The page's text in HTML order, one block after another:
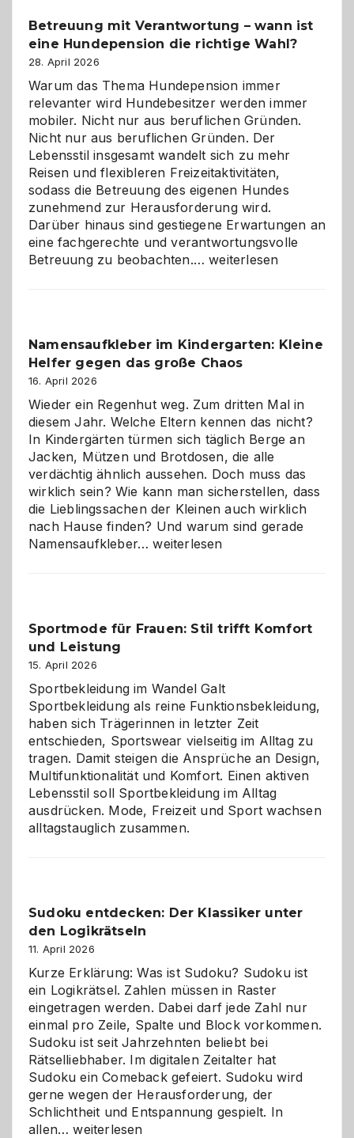
Betreuung mit Verantwortung – wann ist
eine Hundepension die richtige Wahl?
28. April 2026
Warum das Thema Hundepension immer
relevanter wird Hundebesitzer werden immer
mobiler. Nicht nur aus beruflichen Gründen.
Nicht nur aus beruflichen Gründen. Der
Lebensstil insgesamt wandelt sich zu mehr
Reisen und flexibleren Freizeitaktivitäten,
sodass die Betreuung des eigenen Hundes
zunehmend zur Herausforderung wird.
Darüber hinaus sind gestiegene Erwartungen an
eine fachgerechte und verantwortungsvolle
Betreuung zu beobachten.…Betreuung
ist
eine
Wahl?
weiterlesen
Namensaufkleber im Kindergarten: Kleine
Helfer gegen das große Chaos
16. April 2026
Wieder ein Regenhut weg. Zum dritten Mal in
diesem Jahr. Welche Eltern kennen das nicht?
In Kindergärten türmen sich täglich Berge an
Jacken, Mützen und Brotdosen, die alle
verdächtig ähnlich aussehen. Doch muss das
wirklich sein? Wie kann man sicherstellen, dass
die Lieblingssachen der Kleinen auch wirklich
nach Hause finden? Und warum sind gerade
Namensaufkleber…Namensaufkleber
gegen
Chaos
weiterlesen
Sportmode für Frauen: Stil trifft Komfort
und Leistung
15. April 2026
Sportbekleidung im Wandel Galt
Sportbekleidung als reine Funktionsbekleidung,
haben sich Trägerinnen in letzter Zeit
entschieden, Sportswear vielseitig im Alltag zu
tragen. Damit steigen die Ansprüche an Design,
Multifunktionalität und Komfort. Einen aktiven
Lebensstil soll Sportbekleidung im Alltag
ausdrücken. Mode, Freizeit und Sport wachsen
alltagstauglich zusammen.
Sudoku entdecken: Der Klassiker unter
den Logikrätseln
11. April 2026
Kurze Erklärung: Was ist Sudoku? Sudoku ist
ein Logikrätsel. Zahlen müssen in Raster
eingetragen werden. Dabei darf jede Zahl nur
einmal pro Zeile, Spalte und Block vorkommen.
Sudoku ist seit Jahrzehnten beliebt bei
Rätselliebhaber. Im digitalen Zeitalter hat
Sudoku ein Comeback gefeiert. Sudoku wird
gerne wegen der Herausforderung, der
Schlichtheit und Entspannung gespielt. In
allen…Sudoku
weiterlesen